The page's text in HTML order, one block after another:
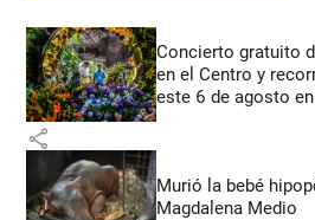
Concierto gratuito
en el Centro y
este 6 de agosto
share
Murió la bebé
Magdalena Medio